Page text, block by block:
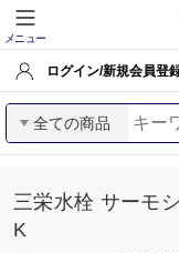
メニュー
ログイン/新規会員登
全ての商品
三栄水栓 サーモ
K